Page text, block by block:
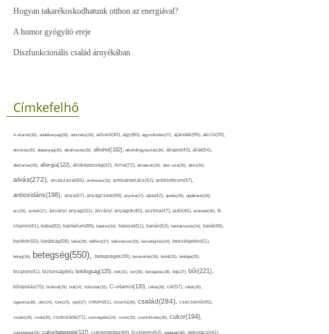
Hogyan takarékoskodhatunk otthon az energiával?
A humor gyógyító ereje
Diszfunkcionális család árnyékában
Címkefelhő
A-vitamin(36), adalékanyag(28), adomány(26), advent(40), agy(80), agyműködés(27), ajándék(95), akció(39),
aktivitás(30), alapanyag(30), alkalmazás(28), alkohol(182), alkoholfogyasztás(36), állapot(43), állat(54),
állattartás(33), allergia(122), állóképesség(42), Alma(72), almaecet(26), aloe vera(33), álom(34),
alvás(272), alvászavar(66), aminosav(33), antibakteriális(42), antibiotikum(47),
antioxidáns(198), anya(67), anyagcsere(99), anyuka(27), apa(42), ápolás(29), applikáció(26),
arc(29), arcbőr(27), ásványi anyag(111), ásványi anyagok(40), asztma(47), autó(46), avokádó(36), B-
vitamin(41), baba(82), baktérium(89), balaton(34), baleset(51), banán(53), bántalmazás(24), barát(48),
barátok(50), barátság(58), béke(29), bélflóra(37), bélrendszer(33), bemelegítés(24), beszélgetés(61),
beteg(34), betegség(550), betegségek(39), bevásárlás(28), bicikli(25), biológia(25),
bizalom(41), biztonság(66), boldogság(125), bolt(31), bor(36), borogatás(28), böjt(27), bőr(221),
bőrápolás(70), brokkoli(29), buli(24), bűntudat(32), C-vitamin(120), cékla(28), cél(57), célok(30),
cigaretta(38), cikk(24), Cink(24), cipő(37), citrom(61), citromfű(26), család(284), csecsemő(45),
csípés(26), csoki(35), csokoládé(71), csomagolás(24), csont(33), csontritkulás(36), cukor(194),
cukorbeteg(25), cukorbetegség(137), cukormentes(69), D-vitamin(53), daganat(36), dekoráció(41),